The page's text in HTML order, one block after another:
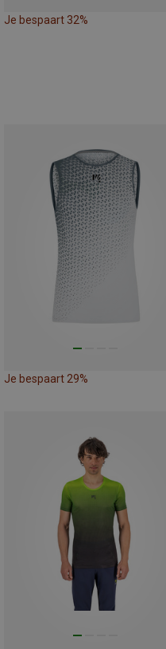
Je bespaart 32%
Je bespaart 29%